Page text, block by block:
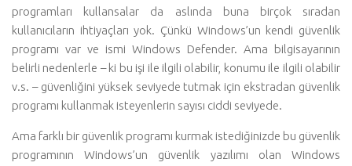
programları kullansalar da aslında buna birçok sıradan
kullanıcıların ihtiyaçları yok. Çünkü Windows’un kendi güvenlik
programı var ve ismi Windows Defender. Ama bilgisayarının
belirli nedenlerle – ki bu işi ile ilgili olabilir, konumu ile ilgili olabilir
v.s. – güvenliğini yüksek seviyede tutmak için ekstradan güvenlik
programı kullanmak isteyenlerin sayısı ciddi seviyede.
Ama farklı bir güvenlik programı kurmak istediğinizde bu güvenlik
programının Windows’un güvenlik yazılımı olan Windows